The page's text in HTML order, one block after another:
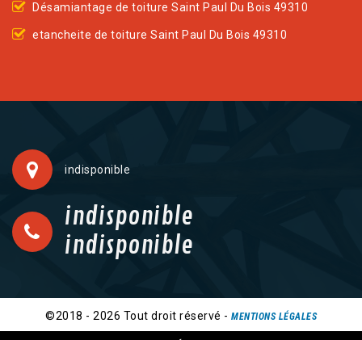
Désamiantage de toiture Saint Paul Du Bois 49310
etancheite de toiture Saint Paul Du Bois 49310
indisponible
indisponible
indisponible
©2018 - 2026 Tout droit réservé - MENTIONS LÉGALES